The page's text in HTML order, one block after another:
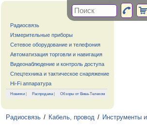
Радиосвязь
Измерительные приборы
Сетевое оборудование и телефония
Автоматизация торговли и навигация
Видеонаблюдение и контроль доступа
Спецтехника и тактическое снаряжение
Hi-Fi аппаратура
Новинки | Распродажа| Обзоры от Вива-Телеком
Радиосвязь / Кабель, провод / Инструменты